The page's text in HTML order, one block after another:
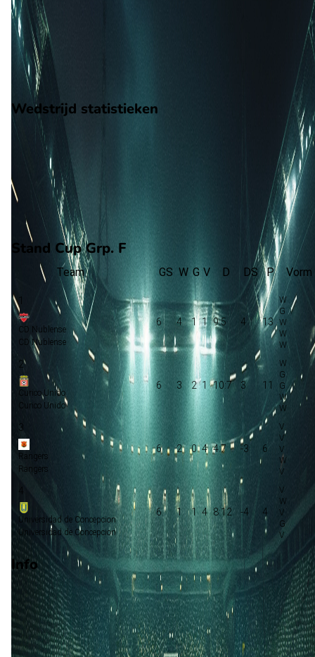
9aantal goals
4gewonnen
verloren
vorm
Wedstrijd statistieken
Verloop
Statistieken
Eindscore (1 - 0)
Eerste helft
Tweede helft
90'
B. Munoz
Stand Cup Grp. F
Team GS W G V D DS P Vorm
CD Nublense
CD Nublense
6 4 1 1 9:5 4 13
2
Curico Unido
Curico Unido
6 3 2 1 10:7 3 11
3
Rangers
Rangers
6 2 0 4 4:7 -3 6
Universidad de Concepcion
Universidad de Concepcion
6 1 1 4 8:12 -4 4
Info
Op 4 augustus 2026 gaat CD Nublense de strijd aan met
Rangers. De wedstrijd wordt afgetrapt om 23:30 en wordt
gespeeld in de Copa Chile.
Stadion: Onbekend
Scheidsrechter: Onbekend